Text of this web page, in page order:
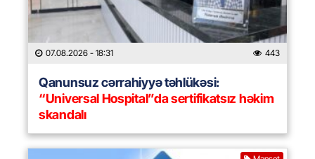
07.08.2026 - 18:31 443
Qanunsuz cərrahiyyə təhlükəsi:
“Universal Hospital”da sertifikatsız həkim
skandalı